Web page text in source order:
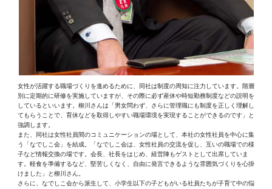
女性が活躍する職場づくりを進めるために、同社は制度の周知に注力しています。階層
別に定期的に研修を実施していますが、その際に必ず産休や時短勤務制度などの説明を
しているといいます。柳川さんは「男女問わず、さらに管理職にも制度を正しく理解し
てもらうことで、育休などを取得しやすい職場環境を実現することができるのです」と
強調します。
また、同社は女性社員間のコミュニケーションの場として、本社の女性社員を中心に集
う「なでしこ会」を結成。「なでしこ会は、女性社員の交流を促し、互いの職場での様
子など情報交換の場です。会長、社長をはじめ、経営陣もゲストとして出席していま
す。軽食を準備するなど、堅苦しくなく、自由に発言できるような雰囲気づくりを心掛
けました」と柳川さん。
さらに、なでしこ会から派生して、小学生以下の子どもがいる社員たちが子育て中の悩